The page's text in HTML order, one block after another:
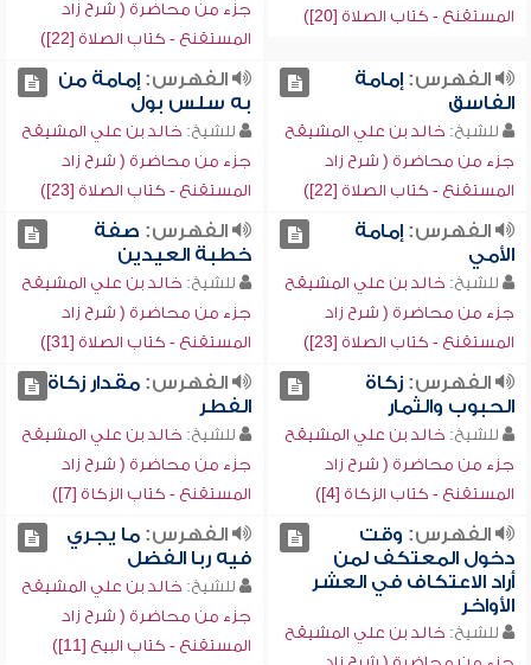
المستقنع - كتاب الصلاة [20])
جزء من محاضرة ( شرح زاد
المستقنع - كتاب الصلاة [22])
الفهرس:إمامة
الفاسق
للشيخ: خالد بن علي المشيقح
جزء من محاضرة ( شرح زاد
المستقنع - كتاب الصلاة [22])
الفهرس:إمامة من
به سلس بول
للشيخ: خالد بن علي المشيقح
جزء من محاضرة ( شرح زاد
المستقنع - كتاب الصلاة [23])
الفهرس:إمامة
الأمي
للشيخ: خالد بن علي المشيقح
جزء من محاضرة ( شرح زاد
المستقنع - كتاب الصلاة [23])
الفهرس: صفة
خطبة العيدين
للشيخ: خالد بن علي المشيقح
جزء من محاضرة ( شرح زاد
المستقنع - كتاب الصلاة [31])
الفهرس:زكاة
الحبوب والثمار
للشيخ: خالد بن علي المشيقح
جزء من محاضرة ( شرح زاد
المستقنع - كتاب الزكاة [4])
الفهرس:مقدار زكاة
الفطر
للشيخ: خالد بن علي المشيقح
جزء من محاضرة ( شرح زاد
المستقنع - كتاب الزكاة [7])
الفهرس: وقت
دخول المعتكف لمن
أراد الاعتكاف في العشر
الأواخر
للشيخ: خالد بن علي المشيقح
الفهرس:ما يجري
فيه ربا الفضل
للشيخ: خالد بن علي المشيقح
جزء من محاضرة ( شرح زاد
المستقنع - كتاب البيع [11])